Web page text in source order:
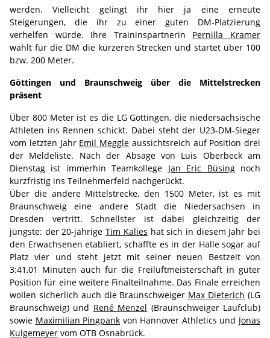
werden. Vielleicht gelingt ihr hier ja eine erneute
Steigerungen, die ihr zu einer guten DM-Platzierung
verhelfen würde. Ihre Traininspartnerin Pernilla Kramer
wählt für die DM die kürzeren Strecken und startet über 100
bzw. 200 Meter.
Göttingen und Braunschweig über die Mittelstrecken
präsent
Über 800 Meter ist es die LG Göttingen, die niedersächsische
Athleten ins Rennen schickt. Dabei steht der U23-DM-Sieger
vom letzten Jahr Emil Meggle aussichtsreich auf Position drei
der Meldeliste. Nach der Absage von Luis Oberbeck am
Dienstag ist immerhin Teamkollege Jan Eric Büsingnoch
kurzfristig ins Teilnehmerfeld nachgerückt.
Über die andere Mittelstrecke, den 1500 Meter, ist es mit
Braunschweig eine andere Stadt die Niedersachsen in
Dresden vertritt. Schnellster ist dabei gleichzeitig der
jüngste: der 20-jährigeTim Kalies hat sich in diesem Jahr bei
den Erwachsenen etabliert, schaffte es in der Halle sogar auf
Platz vier und steht jetzt mit seiner neuen Bestzeit von
3:41,01 Minuten auch für die Freiluftmeisterschaft in guter
Position für eine weitere Finalteilnahme. Das Finale erreichen
wollen sicherlich auch die Braunschweiger Max Dieterich (LG
Braunschweig) und René Menzel (Braunschweiger Laufclub)
sowie Maximilian Pingpank von Hannover Athletics und Jonas
Kulgemeyer vom OTB Osnabrück.